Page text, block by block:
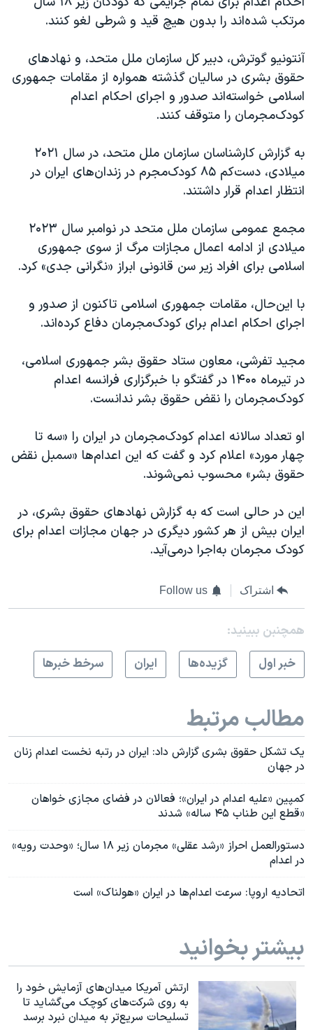
مرتکب شده‌اند را بدون هیچ قید و شرطی لغو کنند.
آنتونیو گوترش، دبیر کل سازمان ملل متحد، و نهادهای
حقوق بشری در سالیان گذشته همواره از مقامات جمهوری
اسلامی خواسته‌اند صدور و اجرای احکام اعدام
کودک‌مجرمان را متوقف کنند.
به گزارش کارشناسان سازمان ملل متحد، در سال ۲۰۲۱
میلادی، دست‌کم ۸۵ کودک‌مجرم در زندان‌های ایران در
انتظار اعدام قرار داشتند.
مجمع عمومی سازمان ملل متحد در نوامبر سال ۲۰۲۳
میلادی از ادامه اعمال مجازات مرگ از سوی جمهوری
اسلامی برای افراد زیر سن قانونی ابراز «نگرانی جدی» کرد.
با این‌حال، مقامات جمهوری اسلامی تاکنون از صدور و
اجرای احکام اعدام برای کودک‌مجرمان دفاع کرده‌اند.
مجید تفرشی، معاون ستاد حقوق بشر جمهوری اسلامی،
در تیرماه ۱۴۰۰ در گفتگو با خبرگزاری فرانسه اعدام
کودک‌مجرمان را نقض حقوق بشر ندانست.
او تعداد سالانه اعدام‌ کودک‌مجرمان در ایران را «سه تا
چهار مورد» اعلام کرد و گفت که این اعدام‌ها «سمبل نقض
حقوق بشر» محسوب نمی‌شوند.
این در حالی‌ است که به گزارش نهادهای حقوق بشری، در
ایران بیش از هر کشور دیگری در جهان مجازات اعدام برای
کودک مجرمان به‌اجرا درمی‌آید.
اشتراک Follow us
همچنبن ببینید:
خبر اول
گزيده‌ها ايران سرخط خبرها
مطالب مرتبط
یک تشکل حقوق بشری گزارش داد: ایران در رتبه نخست اعدام زنان
در جهان
کمپین «علیه اعدام در ایران»؛ فعالان در فضای مجازی خواهان
«قطع این طناب ۴۵ ساله» شدند
دستورالعمل احراز «رشد عقلی» مجرمان زیر ۱۸ سال؛ «وحدت رویه»
در اعدام
اتحادیه اروپا: سرعت اعدام‌ها در ایران «هولناک» است
بیشتر بخوانید
ارتش آمریکا میدان‌های آزمایش خود را
به روی شرکت‌های کوچک می‌گشاید تا
تسلیحات سریع‌تر به میدان نبرد برسد